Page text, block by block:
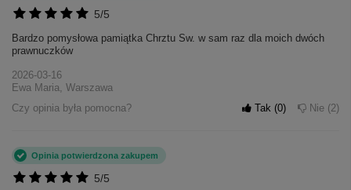
5/5
Bardzo pomysłowa pamiątka Chrztu Sw. w sam raz dla moich dwóch
prawnuczków
2026-03-16
Ewa Maria, Warszawa
Czy opinia była pomocna?
Tak 0 Nie 2
5/5
Opinia potwierdzona zakupem